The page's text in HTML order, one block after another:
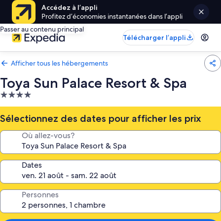
Accédez à l’appli
Profitez d’économies instantanées dans l’appli
Passer au contenu principal
Télécharger l’appli
Afficher tous les hébergements
Toya Sun Palace Resort & Spa
Hébergement
4.0 étoiles
Sélectionnez des dates pour afficher les prix
Où allez-vous?
Dates
Personnes